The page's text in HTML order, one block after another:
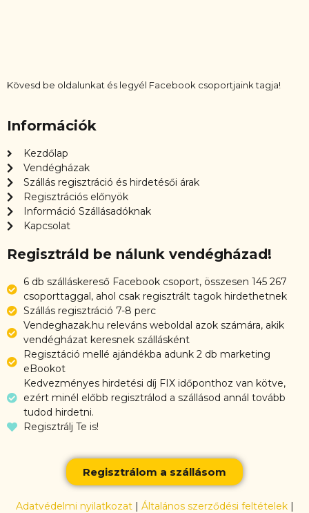
Kövesd be oldalunkat és legyél Facebook csoportjaink tagja!
Információk
Kezdőlap
Vendégházak
Szállás regisztráció és hirdetésői árak
Regisztrációs előnyök
Információ Szállásadóknak
Kapcsolat
Regisztráld be nálunk vendégházad!
6 db szálláskereső Facebook csoport, összesen 145 267
csoporttaggal, ahol csak regisztrált tagok hirdethetnek
Szállás regisztráció 7-8 perc
Vendeghazak.hu releváns weboldal azok számára, akik
vendégházat keresnek szállásként
Regisztáció mellé ajándékba adunk 2 db marketing
eBookot
Kedvezményes hirdetési díj FIX időponthoz van kötve,
ezért minél előbb regisztrálod a szállásod annál tovább
tudod hirdetni.
Regisztrálj Te is!
Regisztrálom a szállásom
Adatvédelmi nyilatkozat| Általános szerződési feltételek|